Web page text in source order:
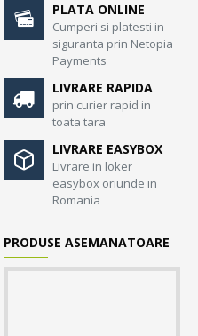
PLATA ONLINE
Cumperi si platesti in
siguranta prin Netopia
Payments
LIVRARE RAPIDA
prin curier rapid in
toata tara
LIVRARE EASYBOX
Livrare in loker
easybox oriunde in
Romania
PRODUSE ASEMANATOARE